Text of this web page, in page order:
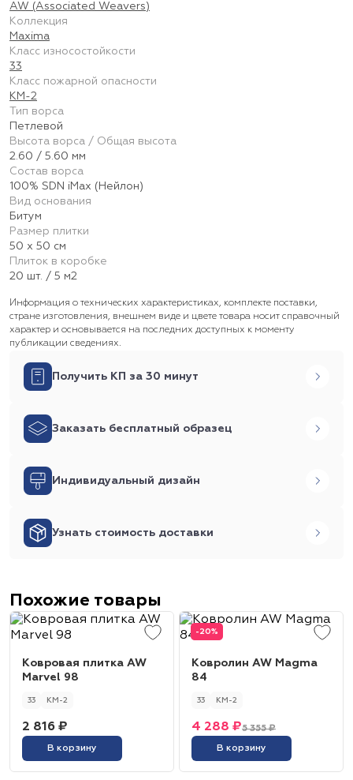
AW (Associated Weavers)
Коллекция
Maxima
Класс износостойкости
33
Класс пожарной опасности
КМ-2
Тип ворса
Петлевой
Высота ворса / Общая высота
2.60 / 5.60 мм
Состав ворса
100% SDN iMax (Нейлон)
Вид основания
Битум
Размер плитки
50 х 50 см
Плиток в коробке
20 шт. / 5 м2
Информация о технических характеристиках, комплекте поставки,
стране изготовления, внешнем виде и цвете товара носит справочный
характер и основывается на последних доступных к моменту
публикации сведениях.
Получить КП за 30 минут
Заказать бесплатный образец
Индивидуальный дизайн
Узнать стоимость доставки
Похожие товары
Ковровая плитка AW
Marvel 98
33 КМ-2
2 816 ₽
В корзину
-20%
Ковролин AW Magma
84
33 КМ-2
5 355 ₽
4 288 ₽
В корзину